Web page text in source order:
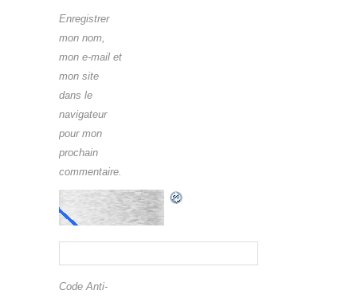
Enregistrer
mon nom,
mon e-mail et
mon site
dans le
navigateur
pour mon
prochain
commentaire.
Code Anti-